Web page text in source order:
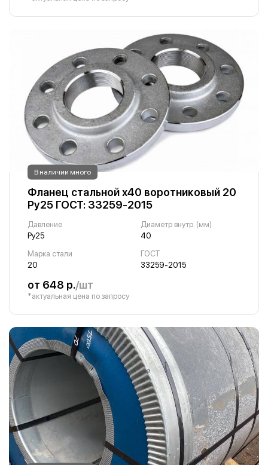
В наличии много
Фланец стальной х40 воротниковый 20
Ру25 ГОСТ: 33259-2015
Давление
Ру25
Диаметр внутр. (мм)
40
Марка стали
20
ГОСТ
33259-2015
от 648 р./шт
*актуальная цена по запросу